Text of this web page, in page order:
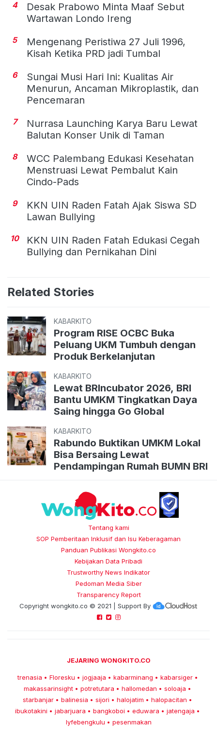
4
Desak Prabowo Minta Maaf Sebut
Wartawan Londo Ireng
5
Mengenang Peristiwa 27 Juli 1996,
Kisah Ketika PRD jadi Tumbal
6
Sungai Musi Hari Ini: Kualitas Air
Menurun, Ancaman Mikroplastik, dan
Pencemaran
7
Nurrasa Launching Karya Baru Lewat
Balutan Konser Unik di Taman
8
WCC Palembang Edukasi Kesehatan
Menstruasi Lewat Pembalut Kain
Cindo-Pads
9
KKN UIN Raden Fatah Ajak Siswa SD
Lawan Bullying
10
KKN UIN Raden Fatah Edukasi Cegah
Bullying dan Pernikahan Dini
Related Stories
KABARKITO
Program RISE OCBC Buka
Peluang UKM Tumbuh dengan
Produk Berkelanjutan
KABARKITO
Lewat BRIncubator 2026, BRI
Bantu UMKM Tingkatkan Daya
Saing hingga Go Global
KABARKITO
Rabundo Buktikan UMKM Lokal
Bisa Bersaing Lewat
Pendampingan Rumah BUMN BRI
Tentang kami
SOP Pemberitaan Inklusif dan Isu Keberagaman
Panduan Publikasi Wongkito.co
Kebijakan Data Pribadi
Trustworthy News Indikator
Pedoman Media Siber
Transparency Report
Copyright wongkito.co © 2021 | Support By
JEJARING WONGKITO.CO
trenasia • Floresku • jogjaaja • kabarminang • kabarsiger •
makassarinsight • potretutara • hallomedan • soloaja •
starbanjar • balinesia • sijori • halojatim • halopacitan •
ibukotakini • jabarjuara • bangkoboi • eduwara • jatengaja •
lyfebengkulu • pesenmakan